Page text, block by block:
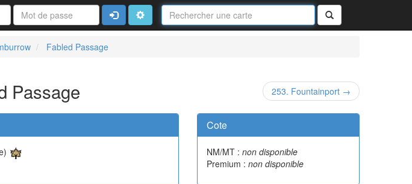
Nom
de
la
Rechercher
ConnexionAvancé
Fabled Passage
Passage 253. Fountainport →
Cote
NM/MT : non disponible
Premium : non disponible